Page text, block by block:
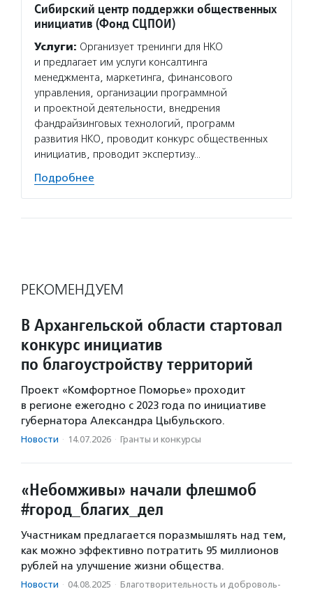
Сибирский центр поддержки общественных
инициатив (Фонд СЦПОИ)
Услуги: Организует тренинги для НКО
и предлагает им услуги консалтинга
менеджмента, маркетинга, финансового
управления, организации программной
и проектной деятельности, внедрения
фандрайзинговых технологий, программ
развития НКО, проводит конкурс общественных
инициатив, проводит экспертизу…
Подробнее
РЕКОМЕНДУЕМ
В Архангельской области стартовал
конкурс инициатив
по благоустройству территорий
Проект «Комфортное Поморье» проходит
в регионе ежегодно с 2023 года по инициативе
губернатора Александра Цыбульского.
Новости · 14.07.2026 · Гранты и конкурсы
«Небомживы» начали флешмоб
#город_благих_дел
Участникам предлагается поразмышлять над тем,
как можно эффективно потратить 95 миллионов
рублей на улучшение жизни общества.
Новости · 04.08.2025 · Благотвори­тель­ность и доброволь­